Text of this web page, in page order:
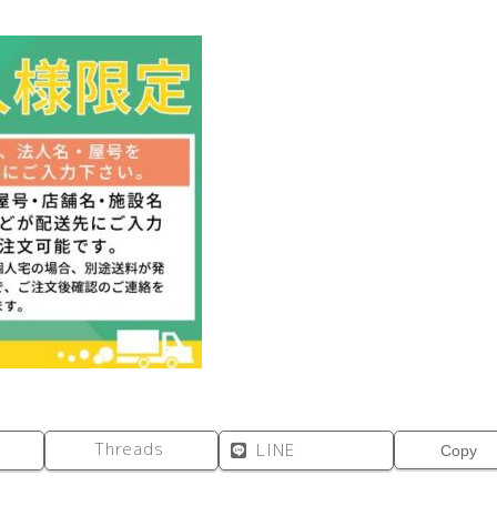
テ
ー
ブ
ル
W2100
ナ
チ
ュ
ラ
ル
ATN-
AF2
個
Threads LINE Copy